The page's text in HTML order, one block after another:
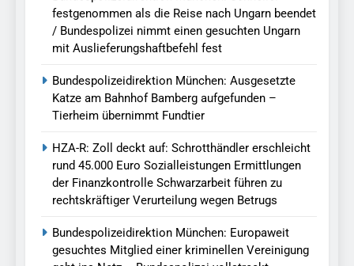
festgenommen als die Reise nach Ungarn beendet
/ Bundespolizei nimmt einen gesuchten Ungarn
mit Auslieferungshaftbefehl fest
Bundespolizeidirektion München: Ausgesetzte
Katze am Bahnhof Bamberg aufgefunden –
Tierheim übernimmt Fundtier
HZA-R: Zoll deckt auf: Schrotthändler erschleicht
rund 45.000 Euro Sozialleistungen Ermittlungen
der Finanzkontrolle Schwarzarbeit führen zu
rechtskräftiger Verurteilung wegen Betrugs
Bundespolizeidirektion München: Europaweit
gesuchtes Mitglied einer kriminellen Vereinigung